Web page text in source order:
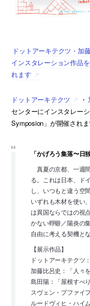
ドットアーキテクツ・加
インスタレーション作品
れます
ドットアーキテクツ ・
センターにインスタレー
Symposion」が開催されま
「かげろう集落〜日
真夏の京都、一週
る。これは日本、ド
し、いつもと違う空
いずれも木材を使い
は異国ならではの視
かない蜉蝣／陽炎の
自由に考える契機と
【展示作品】
ドットアーキテクツ
加藤比呂史：「人々
島田陽：「屋根すべ
スヴェン・プファイ
ルードヴィヒ・ハイ